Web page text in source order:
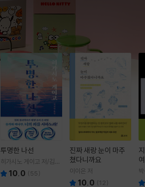
투명한 나선
히가시노 게이고 저/김선
영 역10.0 (55)
진짜 새랑 눈이 마주
쳤다니까요
이이은 저
10.0 (12)